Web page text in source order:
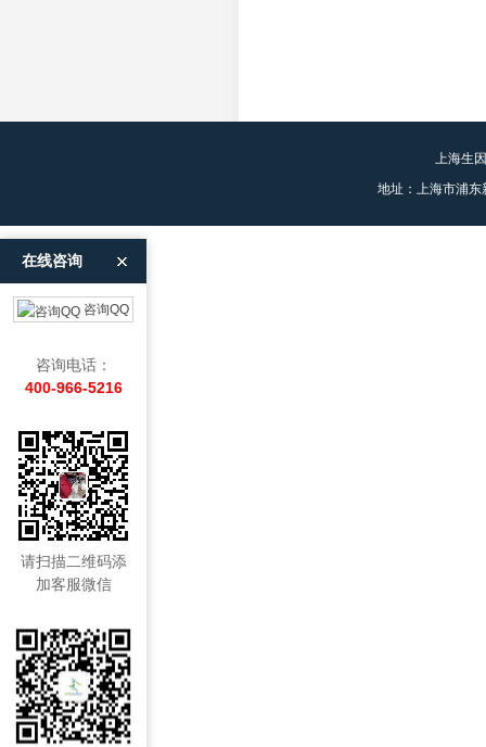
上海生
地址：上海市浦
在线咨询
咨询QQ
咨询电话：
400-966-5216
请扫描二维码添
加客服微信